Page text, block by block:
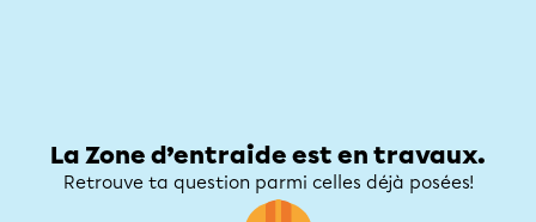
La Zone d’entraide est en travaux.
Retrouve ta question parmi celles déjà posées!